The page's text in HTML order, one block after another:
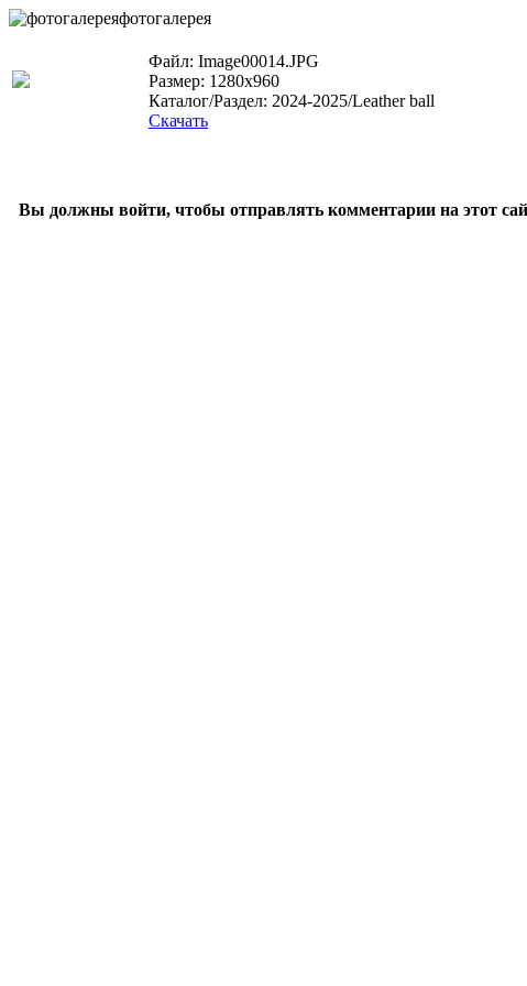
фотогалерея
Файл: Image00014.JPG
Размер: 1280x960
Каталог/Раздел: 2024-2025/Leather ball
Скачать
Вы должны войти, чтобы отправлять комментарии на этот